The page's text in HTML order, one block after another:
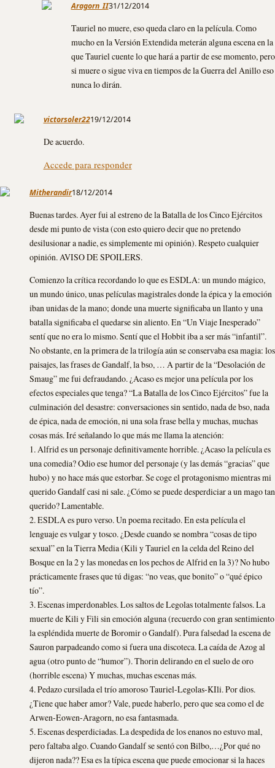
Aragorn_II31/12/2014
Tauriel no muere, eso queda claro en la película. Como
mucho en la Versión Extendida meterán alguna escena en la
que Tauriel cuente lo que hará a partir de ese momento, pero
si muere o sigue viva en tiempos de la Guerra del Anillo eso
nunca lo dirán.
victorsoler2219/12/2014
De acuerdo.
Accede para responder
Mitherandir18/12/2014
Buenas tardes. Ayer fui al estreno de la Batalla de los Cinco Ejércitos
desde mi punto de vista (con esto quiero decir que no pretendo
desilusionar a nadie, es simplemente mi opinión). Respeto cualquier
opinión. AVISO DE SPOILERS.
Comienzo la crítica recordando lo que es ESDLA: un mundo mágico,
un mundo único, unas películas magistrales donde la épica y la emoción
iban unidas de la mano; donde una muerte significaba un llanto y una
batalla significaba el quedarse sin aliento. En “Un Viaje Inesperado”
sentí que no era lo mismo. Sentí que el Hobbit iba a ser más “infantil”.
No obstante, en la primera de la trilogía aún se conservaba esa magia: los
paisajes, las frases de Gandalf, la bso, … A partir de la “Desolación de
Smaug” me fui defraudando. ¿Acaso es mejor una película por los
efectos especiales que tenga? “La Batalla de los Cinco Ejércitos” fue la
culminación del desastre: conversaciones sin sentido, nada de bso, nada
de épica, nada de emoción, ni una sola frase bella y muchas, muchas
cosas más. Iré señalando lo que más me llama la atención:
1. Alfrid es un personaje definitivamente horrible. ¿Acaso la película es
una comedia? Odio ese humor del personaje (y las demás “gracias” que
hubo) y no hace más que estorbar. Se coge el protagonismo mientras mi
querido Gandalf casi ni sale. ¿Cómo se puede desperdiciar a un mago tan
querido? Lamentable.
2. ESDLA es puro verso. Un poema recitado. En esta película el
lenguaje es vulgar y tosco. ¿Desde cuando se nombra “cosas de tipo
sexual” en la Tierra Media (Kili y Tauriel en la celda del Reino del
Bosque en la 2 y las monedas en los pechos de Alfrid en la 3)? No hubo
prácticamente frases que tú digas: “no veas, que bonito” o “qué épico
tío”.
3. Escenas imperdonables. Los saltos de Legolas totalmente falsos. La
muerte de Kili y Fili sin emoción alguna (recuerdo con gran sentimiento
la espléndida muerte de Boromir o Gandalf). Pura falsedad la escena de
Sauron parpadeando como si fuera una discoteca. La caída de Azog al
agua (otro punto de “humor”). Thorin delirando en el suelo de oro
(horrible escena) Y muchas, muchas escenas más.
4. Pedazo cursilada el trío amoroso Tauriel-Legolas-KIli. Por dios.
¿Tiene que haber amor? Vale, puede haberlo, pero que sea como el de
Arwen-Eowen-Aragorn, no esa fantasmada.
5. Escenas desperdiciadas. La despedida de los enanos no estuvo mal,
pero faltaba algo. Cuando Gandalf se sentó con Bilbo,…¿Por qué no
dijeron nada?? Esa es la típica escena que puede emocionar si la haces